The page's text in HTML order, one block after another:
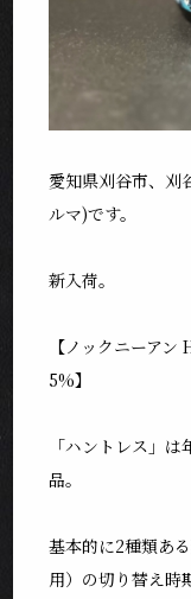
愛知県刈谷市、刈
ルマ)です。
新入荷。
【ノックニーア
5%】
「ハントレス」
品。
基本的に2種類あ
用）の切り替え時